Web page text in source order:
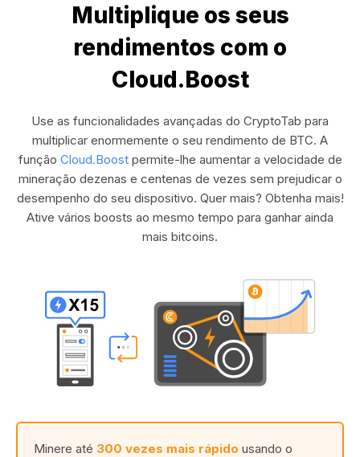
Multiplique os seus
rendimentos com o
Cloud.Boost
Use as funcionalidades avançadas do CryptoTab para
multiplicar enormemente o seu rendimento de BTC. A
função Cloud.Boostpermite-lhe aumentar a velocidade de
mineração dezenas e centenas de vezes sem prejudicar o
desempenho do seu dispositivo. Quer mais? Obtenha mais!
Ative vários boosts ao mesmo tempo para ganhar ainda
mais bitcoins.
Minere até 300 vezes mais rápido usando o